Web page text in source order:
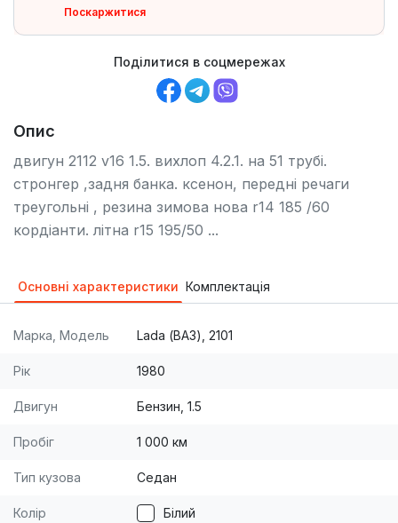
Поскаржитися
Поділитися в соцмережах
Опис
двигун 2112 v16 1.5. вихлоп 4.2.1. на 51 трубі.
стронгер ,задня банка. ксенон, передні речаги
треугольні , резина зимова нова r14 185 /60
кордіанти. літна r15 195/50 ...
Основні характеристики Комплектація
Марка, Модель Lada (ВАЗ), 2101
Рік 1980
Двигун Бензин, 1.5
Пробіг 1 000 км
Тип кузова Седан
Колір Білий